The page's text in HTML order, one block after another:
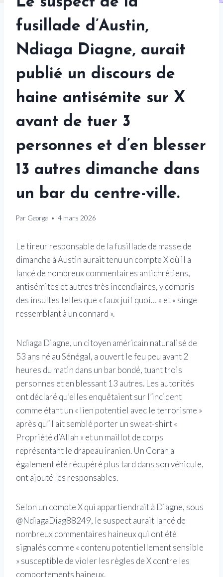
fusillade d’Austin,
Ndiaga Diagne, aurait
publié un discours de
haine antisémite sur X
avant de tuer 3
personnes et d’en blesser
13 autres dimanche dans
un bar du centre-ville.
Par George 4 mars 2026
Le tireur responsable de la fusillade de masse de
dimanche à Austin aurait tenu un compte X où il a
lancé de nombreux commentaires antichrétiens,
antisémites et autres très incendiaires, y compris
des insultes telles que « faux juif quoi… » et « singe
ressemblant à un connard ».
Ndiaga Diagne, un citoyen américain naturalisé de
53 ans né au Sénégal, a ouvert le feu peu avant 2
heures du matin dans un bar bondé, tuant trois
personnes et en blessant 13 autres. Les autorités
ont déclaré qu’elles enquêtaient sur l’incident
comme étant un « lien potentiel avec le terrorisme »
après qu’il ait semblé porter un sweat-shirt «
Propriété d’Allah » et un maillot de corps
représentant le drapeau iranien. Un Coran a
également été récupéré plus tard dans son véhicule,
ont ajouté les responsables.
Selon un compte X qui appartiendrait à Diagne, sous
@NdiagaDiag88249, le suspect aurait lancé de
nombreux commentaires haineux qui ont été
signalés comme « contenu potentiellement sensible
» susceptible de violer les règles de X contre les
comportements haineux.